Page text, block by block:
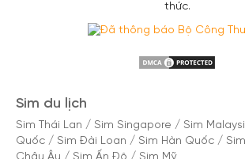
thức.
Sim du lịch
Sim Thái Lan / Sim Singapore / Sim
Quốc / Sim Đài Loan / Sim Hàn Quốc /